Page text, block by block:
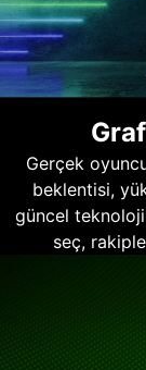
Gerçek
beklentisi,
güncel
seç,